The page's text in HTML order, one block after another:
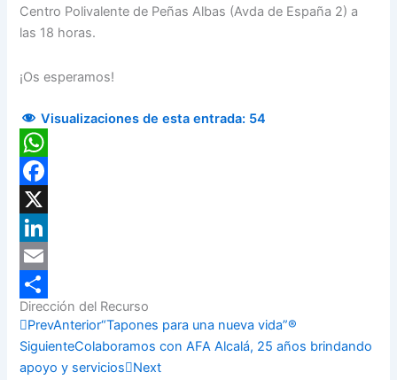
Centro Polivalente de Peñas Albas (Avda de España 2) a
las 18 horas.
¡Os esperamos!
Visualizaciones de esta entrada: 54
WhatsApp
Facebook
X
LinkedIn
Email
Compartir
Dirección del Recurso
PrevAnterior“Tapones para una nueva vida”®
SiguienteColaboramos con AFA Alcalá, 25 años brindando
apoyo y servicios
Next